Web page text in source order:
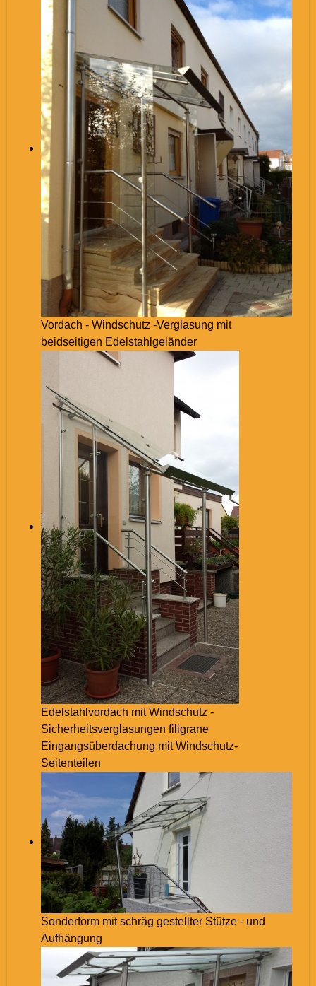
Vordach - Windschutz -Verglasung mit
beidseitigen Edelstahlgeländer
Edelstahlvordach mit Windschutz -
Sicherheitsverglasungen filigrane
Eingangsüberdachung mit Windschutz-
Seitenteilen
Sonderform mit schräg gestellter Stütze - und
Aufhängung